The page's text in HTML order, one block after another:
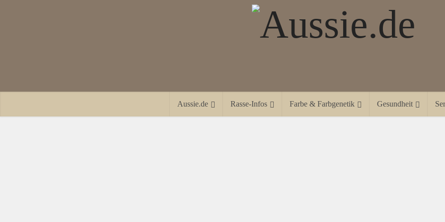
Aussie.de Rasse-Infos Farbe & Farbgenetik Gesundheit